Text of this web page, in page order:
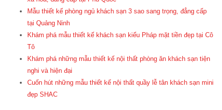
Mẫu thiết kế phòng ngủ khách sạn 3 sao sang trọng, đẳng cấp
tại Quảng Ninh
Khám phá mẫu thiết kế khách sạn kiểu Pháp mặt tiền đẹp tại Cô
Tô
Khám phá những mẫu thiết kế nội thất phòng ăn khách sạn tiện
nghi và hiện đại
Cuốn hút những mẫu thiết kế nội thất quầy lễ tân khách sạn mini
đẹp SHAC